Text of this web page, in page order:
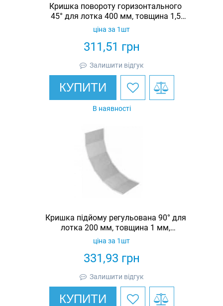
Кришка повороту горизонтального
45° для лотка 400 мм, товщина 1,5
мм, гарячеоцинкована, Eurotray
311,51 грн
ціна за 1шт
Залишити відгук
КУПИТИ
В наявності
Кришка підйому регульована 90° для
лотка 200 мм, товщина 1 мм,
гарячеоцинкована, Eurotray
331,93 грн
ціна за 1шт
Залишити відгук
КУПИТИ